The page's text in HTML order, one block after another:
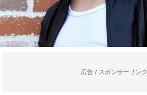
広告 / スポンサーリンク